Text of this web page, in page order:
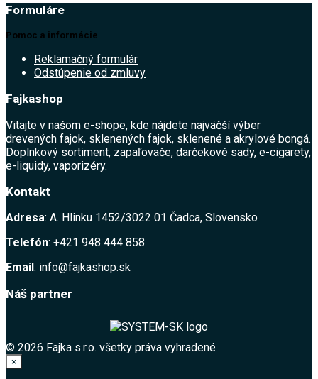
Formuláre
Pomoc a informácie
Reklamačný formulár
Odstúpenie od zmluvy
Fajkashop
Vitajte v našom e-shope, kde nájdete najväčší výber
drevených fajok, sklenených fajok, sklenené a akrylové bongá.
Doplnkový sortiment, zapaľovače, darčekové sady, e-cigarety,
e-liquidy, vaporizéry.
Kontakt
Adresa: A. Hlinku 1452/3022 01 Čadca, Slovensko
Telefón: +421 948 444 858
Email : info@fajkashop.sk
Náš partner
© 2026 Fajka s.r.o. všetky práva vyhradené
×